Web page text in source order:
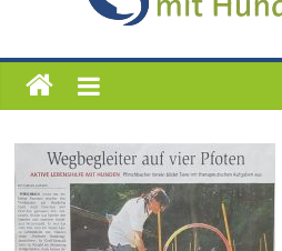
Förderprojekt „Charly“